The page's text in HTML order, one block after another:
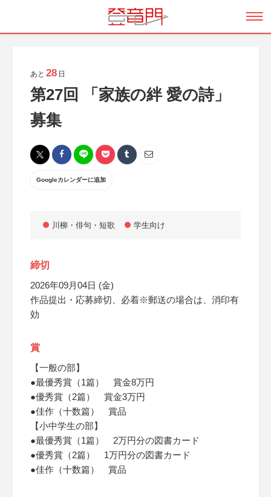
あと 28 日
第27回 「家族の絆 愛の詩」
募集
Googleカレンダーに追加
川柳・俳句・短歌 学生向け
締切
2026年09月04日 (金)
作品提出・応募締切、必着※郵送の場合は、消印有
効
賞
【一般の部】
●最優秀賞（1篇） 賞金8万円
●優秀賞（2篇） 賞金3万円
●佳作（十数篇） 賞品
【小中学生の部】
●最優秀賞（1篇） 2万円分の図書カード
●優秀賞（2篇） 1万円分の図書カード
●佳作（十数篇） 賞品